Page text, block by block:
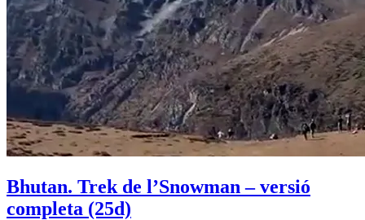
Bhutan. Trek de l’Snowman – versió
completa (25d)